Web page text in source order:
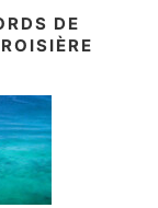
DE